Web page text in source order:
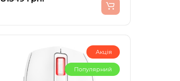
Акція
Популярний